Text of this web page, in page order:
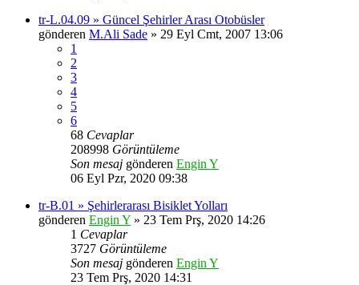
tr-L.04.09 » Güncel Şehirler Arası Otobüsler
gönderen M.Ali Sade » 29 Eyl Cmt, 2007 13:06
1
2
3
4
5
6
68 Cevaplar
208998 Görüntüleme
Son mesaj gönderen Engin Y
06 Eyl Pzr, 2020 09:38
tr-B.01 » Şehirlerarası Bisiklet Yolları
gönderen Engin Y » 23 Tem Prş, 2020 14:26
1 Cevaplar
3727 Görüntüleme
Son mesaj gönderen Engin Y
23 Tem Prş, 2020 14:31